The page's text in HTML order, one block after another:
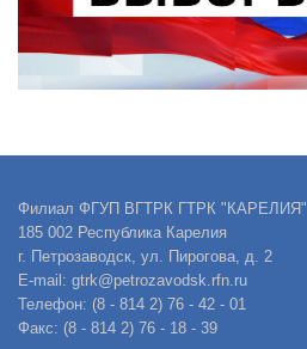
Филиал ФГУП ВГТРК ГТРК "КАРЕЛИЯ"
185 002 Республика Карелия
г. Петрозаводск, ул. Пирогова, д. 2
E-mail: gtrk@petrozavodsk.rfn.ru
Телефон: (8 - 814 2) 76 - 42 - 01
Факс: (8 - 814 2) 76 - 18 - 39